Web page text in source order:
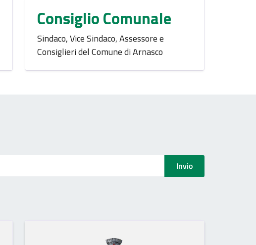
Consiglio Comunale
Sindaco, Vice Sindaco, Assessore e
Consiglieri del Comune di Arnasco
Invio